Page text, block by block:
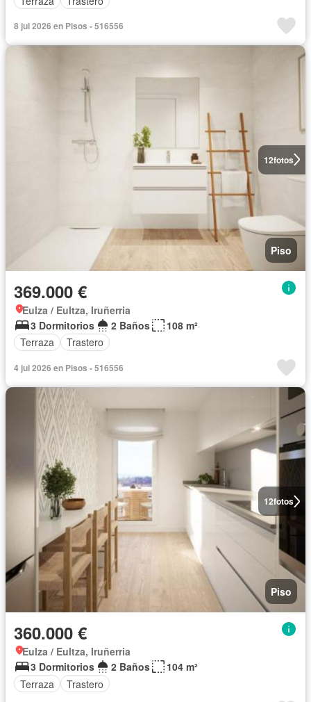
8 jul 2026 en Pisos - 516556
12fotos
Piso
369.000 €
Eulza / Eultza, Iruñerria
3 Dormitorios
2 Baños
108 m²
Terraza
Trastero
4 jul 2026 en Pisos - 516556
12fotos
Piso
360.000 €
Eulza / Eultza, Iruñerria
3 Dormitorios
2 Baños
104 m²
Terraza
Trastero